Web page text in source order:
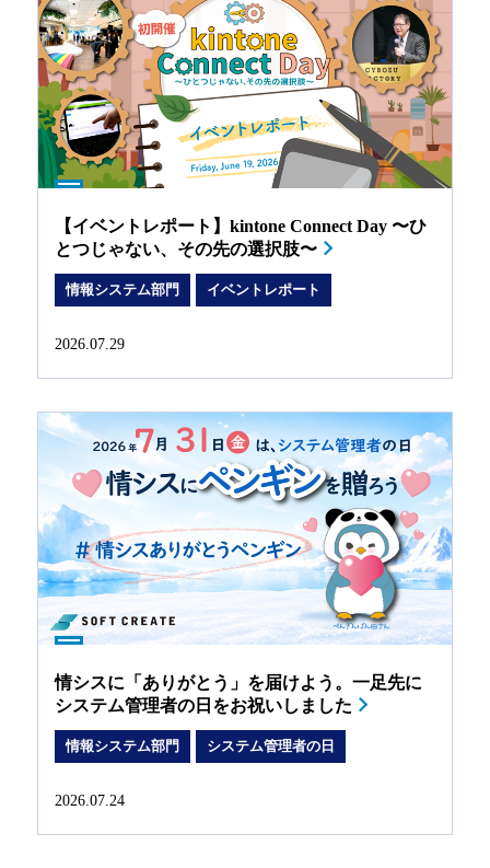
【イベントレポート】kintone Connect Day 〜ひ
とつじゃない、その先の選択肢〜
情報システム部門 イベントレポート
2026.07.29
情シスに「ありがとう」を届けよう。一足先に
システム管理者の日をお祝いしました
情報システム部門 システム管理者の日
2026.07.24